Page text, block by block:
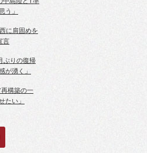
う」
に肩固めを
言
ぶりの復帰
が湧く」
再構築の一
たい」